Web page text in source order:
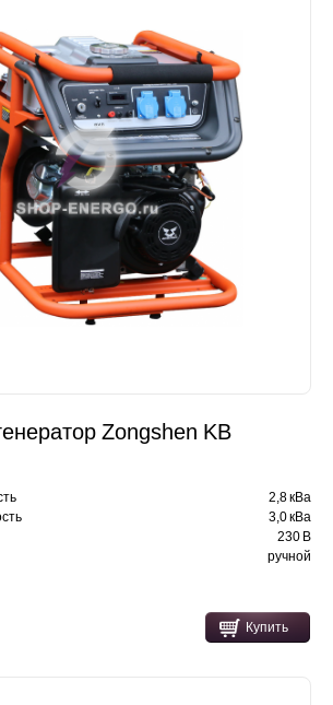
Zongshen KB
2,8 кВа
3,0 кВа
230 В
ручной
Купить